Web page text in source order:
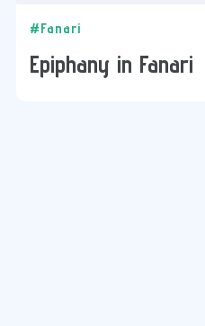
#Fanari
Epiphany in Fanari